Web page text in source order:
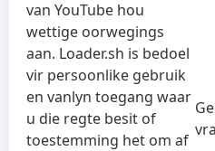
van YouTube hou
wettige oorwegings
aan. Loader.sh is bedoel
vir persoonlike gebruik
en vanlyn toegang waar
u die regte besit of
toestemming het om af